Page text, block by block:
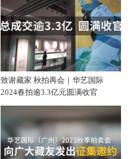
致谢藏家 秋拍再会｜华艺国际
2024春拍逾3.3亿元圆满收官